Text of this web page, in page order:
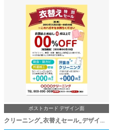
ポストカード デザイン面
クリーニング_衣替えセール_デザイン面